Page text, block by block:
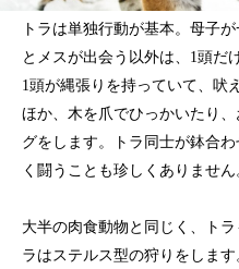
トラは単独行動が基本。母子
とメスが出会う以外は、1頭だ
1頭が縄張りを持っていて、吠
ほか、木を爪でひっかいたり
グをします。トラ同士が鉢合
く闘うことも珍しくありません
大半の肉食動物と同じく、ト
ラはステルス型の狩りをしま